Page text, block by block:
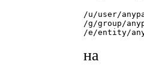
/u/user/
/g/group/
на